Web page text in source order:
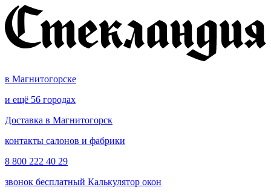
в Магнитогорске
и ещё 56 городах
Доставка в Магнитогорск
контакты салонов и фабрики
8 800 222 40 29
звонок бесплатный Калькулятор окон